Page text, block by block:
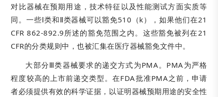
对比器械在预期用途，技术特征以及性能测试方面实质等
同。一些Ⅰ类和Ⅱ类器械可以豁免510（k），如果他们在21
CFR 862-892.9所述的豁免范围之内。这些豁免被列在21
CFR的分类规则中，也被汇集在医疗器械豁免文件中。
大部分Ⅲ类器械要求的递交方式为PMA。PMA为严格
程度较高的上市前递交类型。在FDA批准PMA之前，申请
者必须提供有效的科学证据，以证明器械预期用途的安全性